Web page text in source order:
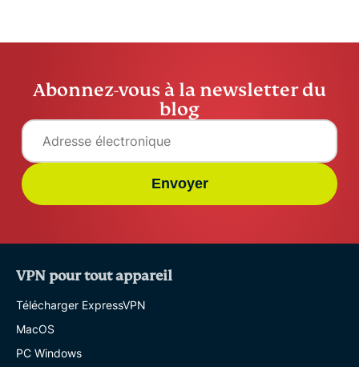
Abonnez-vous à la newsletter du
blog
Envoyer
VPN pour tout appareil
Télécharger ExpressVPN
MacOS
PC Windows